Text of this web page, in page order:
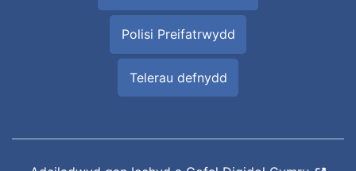
Polisi Preifatrwydd
Telerau defnydd